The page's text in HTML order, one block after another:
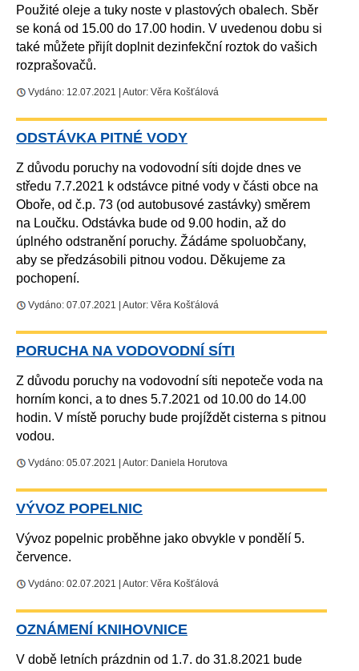
Použité oleje a tuky noste v plastových obalech. Sběr
se koná od 15.00 do 17.00 hodin. V uvedenou dobu si
také můžete přijít doplnit dezinfekční roztok do vašich
rozprašovačů.
Vydáno: 12.07.2021 | Autor: Věra Košťálová
ODSTÁVKA PITNÉ VODY
Z důvodu poruchy na vodovodní síti dojde dnes ve
středu 7.7.2021 k odstávce pitné vody v části obce na
Oboře, od č.p. 73 (od autobusové zastávky) směrem
na Loučku. Odstávka bude od 9.00 hodin, až do
úplného odstranění poruchy. Žádáme spoluobčany,
aby se předzásobili pitnou vodou. Děkujeme za
pochopení.
Vydáno: 07.07.2021 | Autor: Věra Košťálová
PORUCHA NA VODOVODNÍ SÍTI
Z důvodu poruchy na vodovodní síti nepoteče voda na
horním konci, a to dnes 5.7.2021 od 10.00 do 14.00
hodin. V místě poruchy bude projíždět cisterna s pitnou
vodou.
Vydáno: 05.07.2021 | Autor: Daniela Horutova
VÝVOZ POPELNIC
Vývoz popelnic proběhne jako obvykle v pondělí 5.
července.
Vydáno: 02.07.2021 | Autor: Věra Košťálová
OZNÁMENÍ KNIHOVNICE
V době letních prázdnin od 1.7. do 31.8.2021 bude